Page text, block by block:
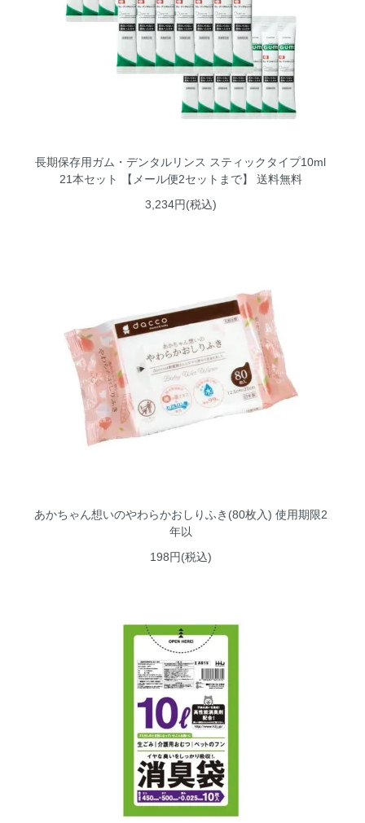
長期保存用ガム・デンタルリンス スティックタイプ10ml
21本セット 【メール便2セットまで】 送料無料
3,234円(税込)
あかちゃん想いのやわらかおしりふき(80枚入) 使用期限2
年以
198円(税込)